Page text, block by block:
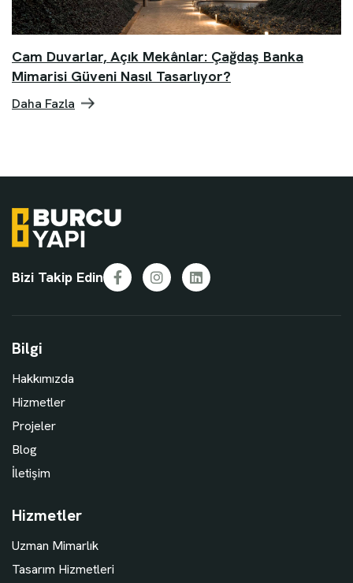
Cam Duvarlar, Açık Mekânlar: Çağdaş Banka
Mimarisi Güveni Nasıl Tasarlıyor?
Daha Fazla
Bizi Takip Edin FacebookInstagramLinkedIn
Bilgi
Hakkımızda
Hizmetler
Projeler
Blog
İletişim
Hizmetler
Uzman Mimarlık
Tasarım Hizmetleri